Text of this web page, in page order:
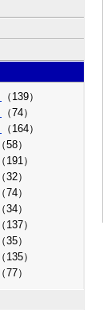
（139）
（74）
（164）
（58）
（191）
（32）
（74）
（34）
（137）
（35）
（135）
（77）